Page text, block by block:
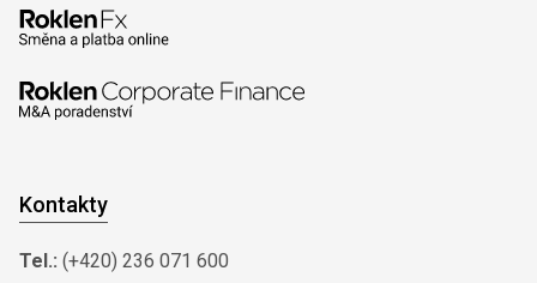
Kontakty
Tel.: (+420) 236 071 600